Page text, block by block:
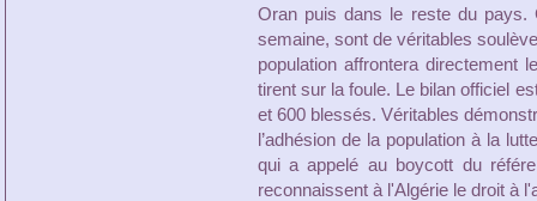
Oran puis dans le reste du pays.
semaine, sont de véritables
population affrontera directement
tirent sur la foule. Le bilan officiel
et 600 blessés. Véritables
l’adhésion de la population à la
qui a appelé au boycott du
reconnaissent à l'Algérie le droit à